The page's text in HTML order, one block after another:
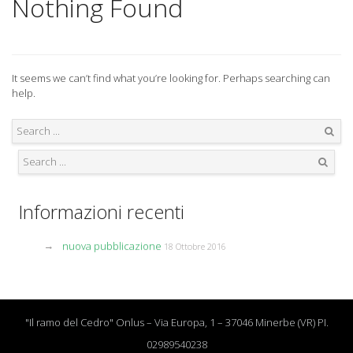
Nothing Found
It seems we can’t find what you’re looking for. Perhaps searching can
help.
Informazioni recenti
nuova pubblicazione 18 Ottobre 2016
"Il ramo del Cedro" Onlus – Via Europa, 1 – 37046 Minerbe (VR) PI.
02989540238